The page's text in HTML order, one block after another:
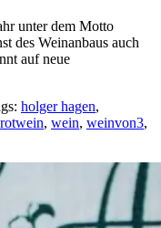
unter dem Motto
des Weinanbaus auch
auf neue
holger hagen,
rotwein, wein, weinvon3,